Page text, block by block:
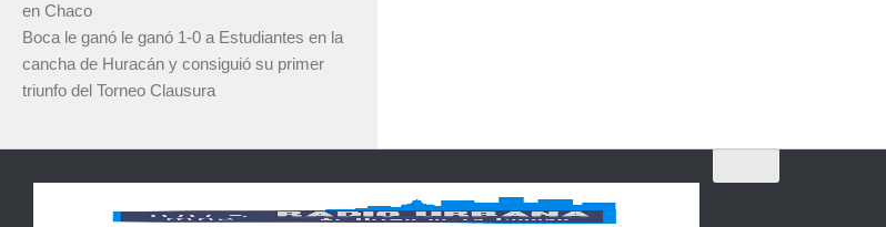
en Chaco
Boca le ganó le ganó 1-0 a Estudiantes en la
cancha de Huracán y consiguió su primer
triunfo del Torneo Clausura